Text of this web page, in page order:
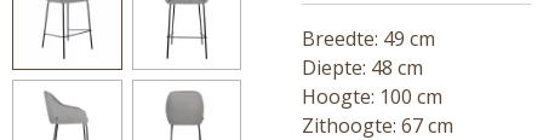
Breedte: 49 cm
Diepte: 48 cm
Hoogte: 100 cm
Zithoogte: 67 cm